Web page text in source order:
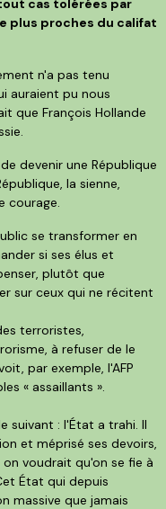
plus proches du califat
n'a pas tenu
auraient pu nous
que François Hollande
devenir une République
la sienne,
courage.
se transformer en
si ses élus et
plutôt que
sur ceux qui ne récitent
terroristes,
à refuser de le
par exemple, l'AFP
« assaillants ».
suivant : l'État a trahi. Il
et méprisé ses devoirs,
voudrait qu'on se fie à
État qui depuis
massive que jamais